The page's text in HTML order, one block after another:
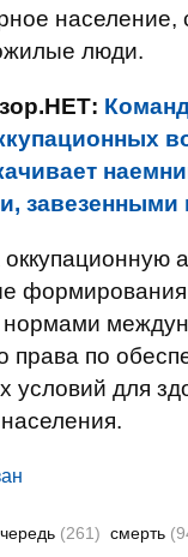
население,
люди.
завезенными
нормами
права по
условий для
(261) смерть